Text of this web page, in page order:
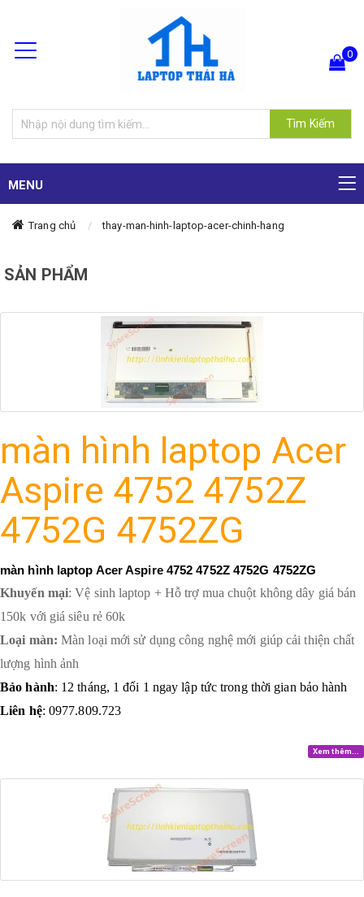
Tìm Kiếm
0
MENU
Trang chủ thay-man-hinh-laptop-acer-chinh-hang
SẢN PHẨM
màn hình laptop Acer
Aspire 4752 4752Z
4752G 4752ZG
màn hình laptop Acer Aspire 4752 4752Z 4752G 4752ZG
Khuyến mại: Vệ sinh laptop + Hỗ trợ mua chuột không dây giá bán
150k với giá siêu rẻ 60k
Loại màn: Màn loại mới sử dụng công nghệ mới giúp cải thiện chất
lượng hình ảnh
Bảo hành: 12 tháng, 1 đổi 1 ngay lập tức trong thời gian bảo hành
Liên hệ: 0977.809.723
Xem thêm...